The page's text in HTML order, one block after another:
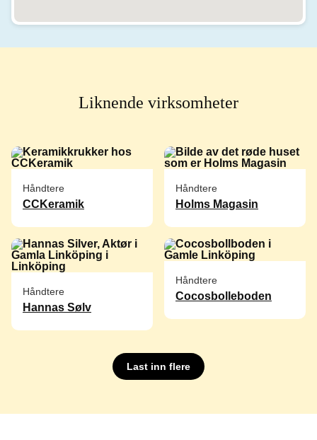
Liknende virksomheter
Håndtere
CCKeramik
Håndtere
Holms Magasin
Håndtere
Hannas Sølv
Håndtere
Cocosbolleboden
Last inn flere